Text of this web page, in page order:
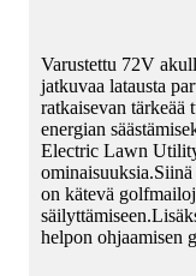
Varustettu 72V
jatkuvaa latausta
ratkaisevan tärkeää
energian
Electric Lawn
on kätevä
helpon ohjaamisen